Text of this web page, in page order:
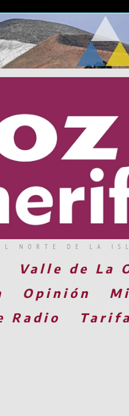
NORTE DE LA
Valle de La
Opinión
Radio